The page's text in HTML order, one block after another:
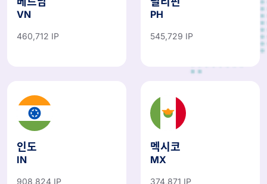
VN
460,712 IP
PH
545,729 IP
인도
IN
908,824 IP
멕시코
MX
374,871 IP